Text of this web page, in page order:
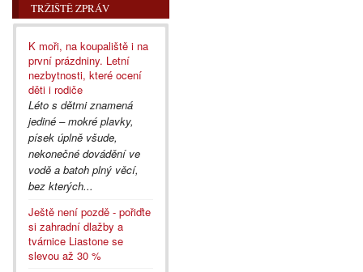
TRŽIŠTĚ ZPRÁV
K moři, na koupaliště i na
první prázdniny. Letní
nezbytnosti, které ocení
děti i rodiče
Léto s dětmi znamená
jediné – mokré plavky,
písek úplně všude,
nekonečné dovádění ve
vodě a batoh plný věcí,
bez kterých...
Ještě není pozdě - pořiďte
si zahradní dlažby a
tvárnice Liastone se
slevou až 30 %